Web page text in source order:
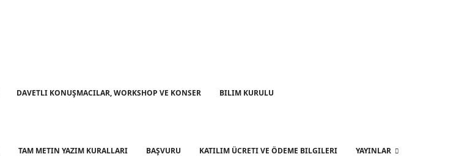
DAVETLI KONUŞMACILAR, WORKSHOP VE KONSER BILIM KURULU
TAM METIN YAZIM KURALLARI BAŞVURU KATILIM ÜCRETI VE ÖDEME BILGILERI YAYINLAR